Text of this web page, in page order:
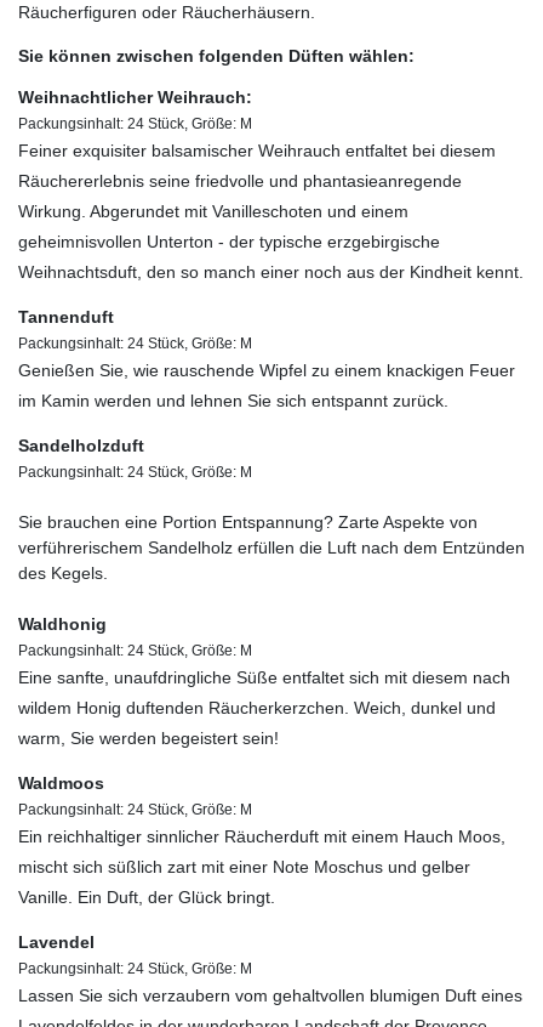
Räucherfiguren oder Räucherhäusern.
Sie können zwischen folgenden Düften wählen:
Weihnachtlicher Weihrauch:
Packungsinhalt: 24 Stück, Größe: M
Feiner exquisiter balsamischer Weihrauch entfaltet bei diesem
Räuchererlebnis seine friedvolle und phantasieanregende
Wirkung. Abgerundet mit Vanilleschoten und einem
geheimnisvollen Unterton - der typische erzgebirgische
Weihnachtsduft, den so manch einer noch aus der Kindheit kennt.
Tannenduft
Packungsinhalt: 24 Stück, Größe: M
Genießen Sie, wie rauschende Wipfel zu einem knackigen Feuer
im Kamin werden und lehnen Sie sich entspannt zurück.
Sandelholzduft
Packungsinhalt: 24 Stück, Größe: M
Sie brauchen eine Portion Entspannung? Zarte Aspekte von
verführerischem Sandelholz erfüllen die Luft nach dem Entzünden
des Kegels.
Waldhonig
Packungsinhalt: 24 Stück, Größe: M
Eine sanfte, unaufdringliche Süße entfaltet sich mit diesem nach
wildem Honig duftenden Räucherkerzchen. Weich, dunkel und
warm, Sie werden begeistert sein!
Waldmoos
Packungsinhalt: 24 Stück, Größe: M
Ein reichhaltiger sinnlicher Räucherduft mit einem Hauch Moos,
mischt sich süßlich zart mit einer Note Moschus und gelber
Vanille. Ein Duft, der Glück bringt.
Lavendel
Packungsinhalt: 24 Stück, Größe: M
Lassen Sie sich verzaubern vom gehaltvollen blumigen Duft eines